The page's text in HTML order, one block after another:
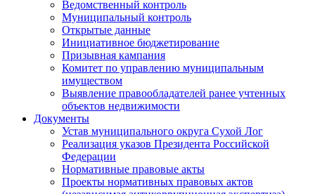
Ведомственный контроль
Муниципальный контроль
Открытые данные
Инициативное бюджетирование
Призывная кампания
Комитет по управлению муниципальным
имуществом
Выявление правообладателей ранее учтенных
объектов недвижимости
Документы
Устав муниципального округа Сухой Лог
Реализация указов Президента Российской
Федерации
Нормативные правовые акты
Проекты нормативных правовых актов